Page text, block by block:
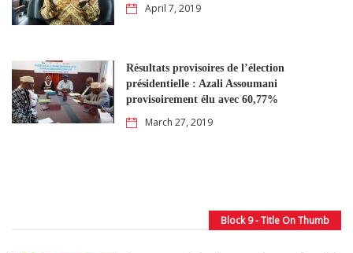
April 7, 2019
Résultats provisoires de l’élection
présidentielle : Azali Assoumani
provisoirement élu avec 60,77%
March 27, 2019
Block 9 - Title On Thumb